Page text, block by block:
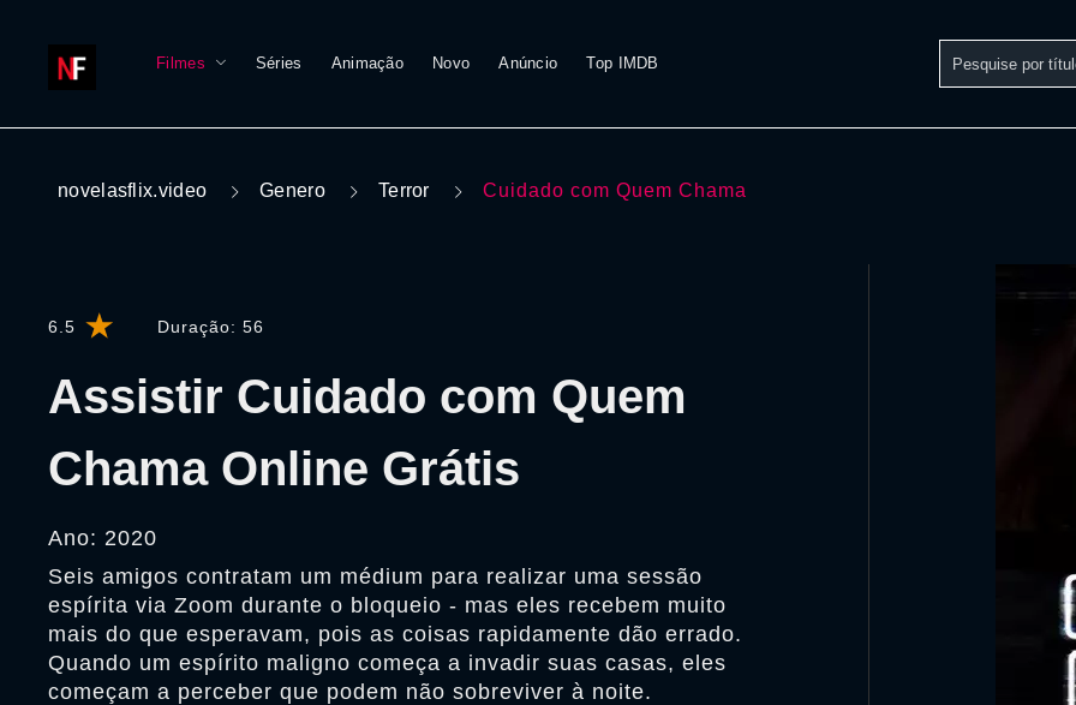
Filmes Séries Animação Novo Anúncio Top IMDB
novelasflix.video Genero Terror Cuidado com Quem Chama
6.5 Duração: 56
Assistir Cuidado com Quem
Chama Online Grátis
Ano: 2020
Seis amigos contratam um médium para realizar uma sessão
espírita via Zoom durante o bloqueio - mas eles recebem muito
mais do que esperavam, pois as coisas rapidamente dão errado.
Quando um espírito maligno começa a invadir suas casas, eles
começam a perceber que podem não sobreviver à noite.